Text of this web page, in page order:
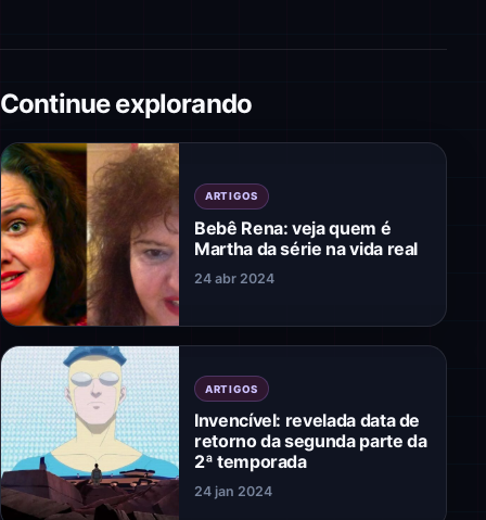
Continue explorando
ARTIGOS
Bebê Rena: veja quem é
Martha da série na vida real
24 abr 2024
ARTIGOS
Invencível: revelada data de
retorno da segunda parte da
2ª temporada
24 jan 2024